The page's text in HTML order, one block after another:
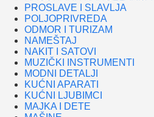
PROSLAVE I SLAVLJA
POLJOPRIVREDA
ODMOR I TURIZAM
NAMEŠTAJ
NAKIT I SATOVI
MUZIČKI INSTRUMENTI
MODNI DETALJI
KUĆNI APARATI
KUĆNI LJUBIMCI
MAJKA I DETE